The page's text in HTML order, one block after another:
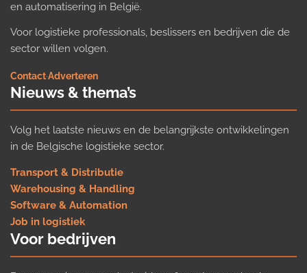
en automatisering in België.
Voor logistieke professionals, beslissers en bedrijven die de
sector willen volgen.
Contact·Adverteren
Nieuws & thema’s
Volg het laatste nieuws en de belangrijkste ontwikkelingen
in de Belgische logistieke sector.
Transport & Distributie
Warehousing & Handling
Software & Automation
Job in logistiek
Voor bedrijven